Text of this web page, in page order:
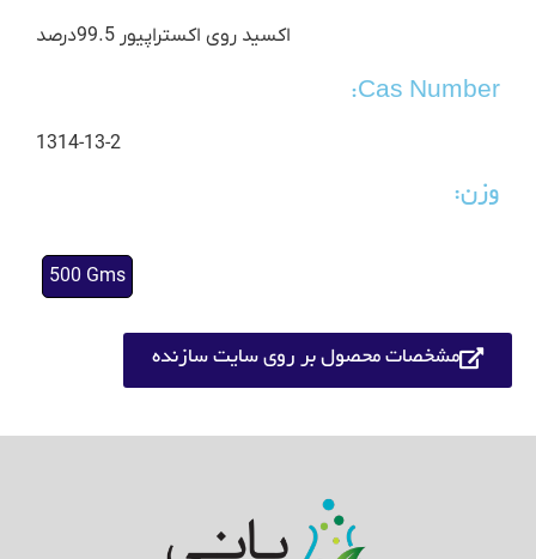
اکسید روی اکستراپیور 99.5درصد
Cas Number:
1314-13-2
وزن:
500 Gms
مشخصات محصول بر روی سایت سازنده